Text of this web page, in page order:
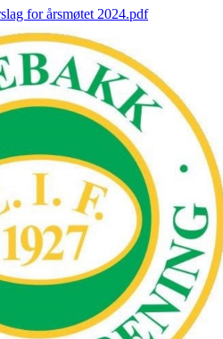
for årsmøtet 2024.pdf